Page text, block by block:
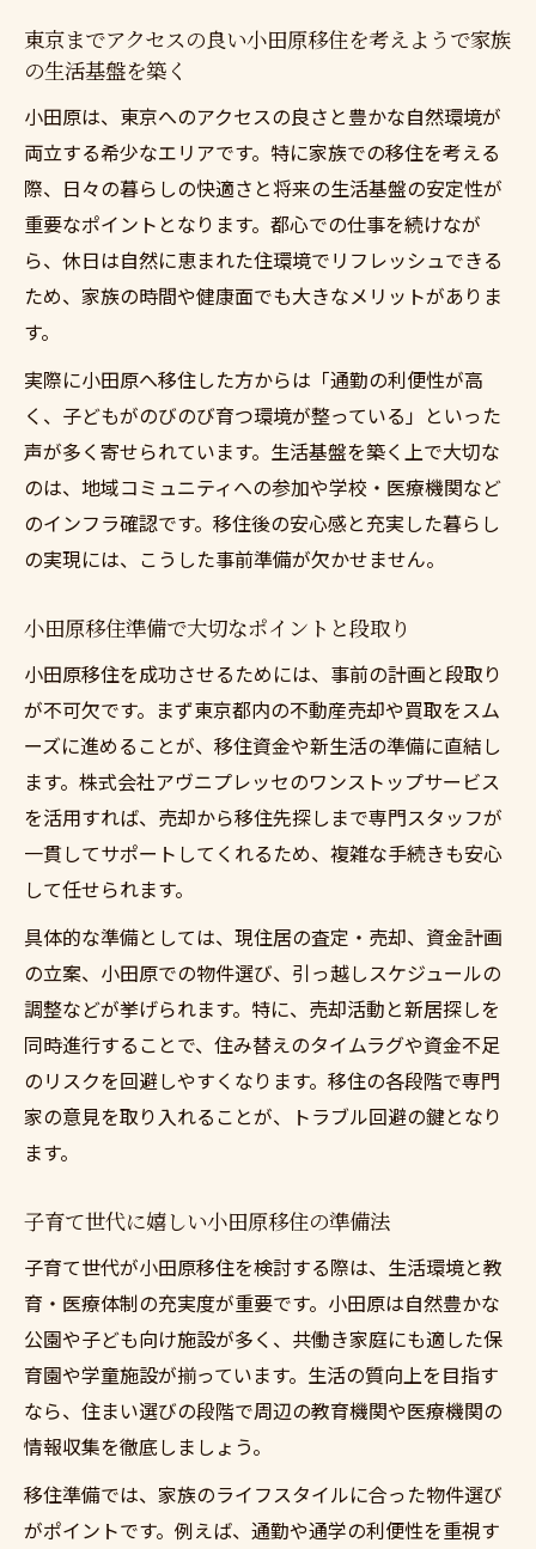
東京までアクセスの良い小田原移住を考えようで家族
の生活基盤を築く
小田原は、東京へのアクセスの良さと豊かな自然環境が
両立する希少なエリアです。特に家族での移住を考える
際、日々の暮らしの快適さと将来の生活基盤の安定性が
重要なポイントとなります。都心での仕事を続けなが
ら、休日は自然に恵まれた住環境でリフレッシュできる
ため、家族の時間や健康面でも大きなメリットがありま
す。
実際に小田原へ移住した方からは「通勤の利便性が高
く、子どもがのびのび育つ環境が整っている」といった
声が多く寄せられています。生活基盤を築く上で大切な
のは、地域コミュニティへの参加や学校・医療機関など
のインフラ確認です。移住後の安心感と充実した暮らし
の実現には、こうした事前準備が欠かせません。
小田原移住準備で大切なポイントと段取り
小田原移住を成功させるためには、事前の計画と段取り
が不可欠です。まず東京都内の不動産売却や買取をスム
ーズに進めることが、移住資金や新生活の準備に直結し
ます。株式会社アヴニプレッセのワンストップサービス
を活用すれば、売却から移住先探しまで専門スタッフが
一貫してサポートしてくれるため、複雑な手続きも安心
して任せられます。
具体的な準備としては、現住居の査定・売却、資金計画
の立案、小田原での物件選び、引っ越しスケジュールの
調整などが挙げられます。特に、売却活動と新居探しを
同時進行することで、住み替えのタイムラグや資金不足
のリスクを回避しやすくなります。移住の各段階で専門
家の意見を取り入れることが、トラブル回避の鍵となり
ます。
子育て世代に嬉しい小田原移住の準備法
子育て世代が小田原移住を検討する際は、生活環境と教
育・医療体制の充実度が重要です。小田原は自然豊かな
公園や子ども向け施設が多く、共働き家庭にも適した保
育園や学童施設が揃っています。生活の質向上を目指す
なら、住まい選びの段階で周辺の教育機関や医療機関の
情報収集を徹底しましょう。
移住準備では、家族のライフスタイルに合った物件選び
がポイントです。例えば、通勤や通学の利便性を重視す